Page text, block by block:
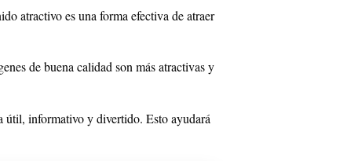
atractivo es una forma efectiva de atraer
de buena calidad son más atractivas y
útil, informativo y divertido. Esto ayudará